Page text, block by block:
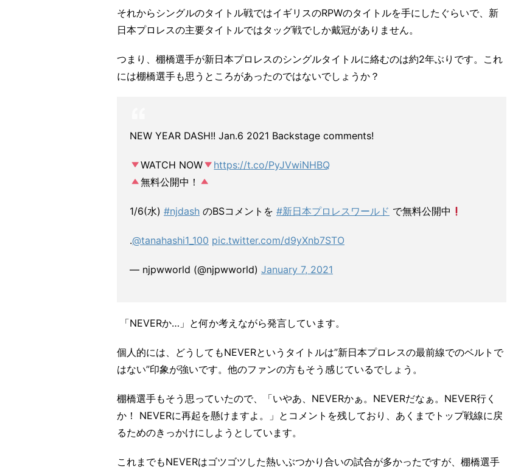
それからシングルのタイトル戦ではイギリスのRPWのタイトルを手にしたぐらいで、新
日本プロレスの主要タイトルではタッグ戦でしか戴冠がありません。
つまり、棚橋選手が新日本プロレスのシングルタイトルに絡むのは約2年ぶりです。これ
には棚橋選手も思うところがあったのではないでしょうか？
NEW YEAR DASH!! Jan.6 2021 Backstage comments!
WATCH NOW
https://t.co/PyJVwiNHBQ
無料公開中！
1/6(水) #njdash のBSコメントを #新日本プロレスワールド で無料公開中
.@tanahashi1_100 pic.twitter.com/d9yXnb7STO
— njpwworld (@njpwworld) January 7, 2021
「NEVERか…」と何か考えながら発言しています。
個人的には、どうしてもNEVERというタイトルは”新日本プロレスの最前線でのベルトで
はない”印象が強いです。他のファンの方もそう感じているでしょう。
棚橋選手もそう思っていたので、「いやあ、NEVERかぁ。NEVERだなぁ。NEVER行く
か！ NEVERに再起を懸けますよ。」とコメントを残しており、あくまでトップ戦線に戻
るためのきっかけにしようとしています。
これまでもNEVERはゴツゴツした熱いぶつかり合いの試合が多かったですが、棚橋選手